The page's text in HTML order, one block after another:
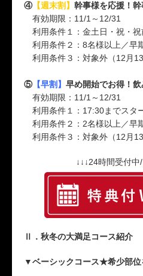
④【週末割】 幹事様を応援！
有効期限：11/1～12/31
利用条件１：金土日・祝・祝
利用条件２：8名様以上／早
利用条件３：対象外（12月
⑤【早割】 早め開始でお得！
有効期限：11/1～12/31
利用条件１：17:30までスタ
利用条件２：2名様以上／早
利用条件３：対象外（12月
↓↓↓24時間受付中
Ⅱ．秋冬の大満足コース紹介
▼ベーシックコース★希少部位